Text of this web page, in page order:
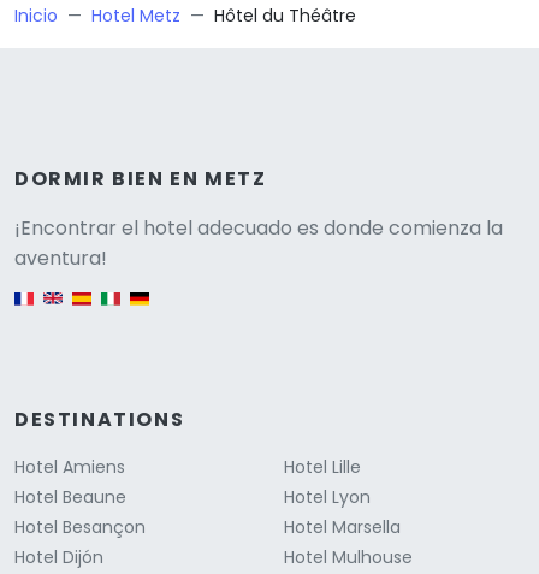
Inicio Hotel Metz Hôtel du Théâtre
DORMIR BIEN EN METZ
¡Encontrar el hotel adecuado es donde comienza la
aventura!
English version
DESTINATIONS
Hotel Amiens
Hotel Beaune
Hotel Besançon
Hotel Dijón
Hotel Lille
Hotel Lyon
Hotel Marsella
Hotel Mulhouse